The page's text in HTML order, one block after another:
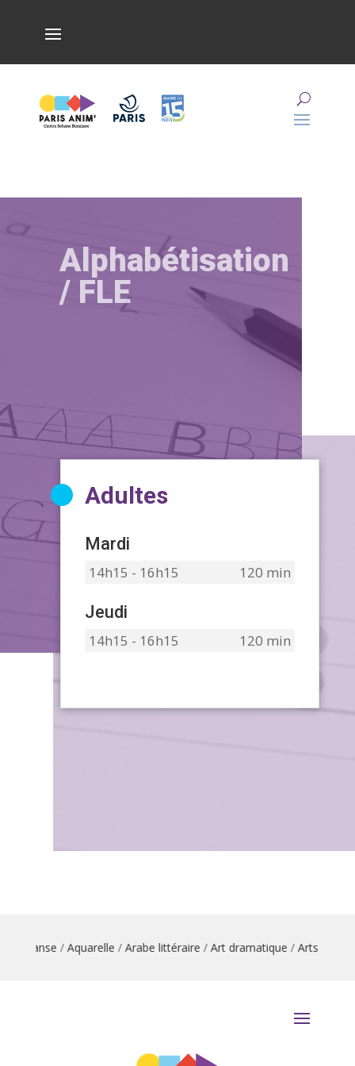
Alphabétisation
/ FLE
Adultes
Mardi
14h15 - 16h15 120 min
Jeudi
14h15 - 16h15 120 min
danse/Aquarelle/Arabe littéraire/Art dramatique/Arts du